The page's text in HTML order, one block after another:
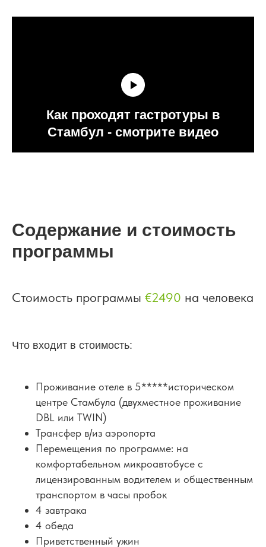
Как проходят гастротуры в
Стамбул - смотрите видео
Содержание и стоимость
программы
Стоимость программы €2490 на человека
Что входит в стоимость:
Проживание отеле в 5*****историческом
центре Стамбула (двухместное проживание
DBL или TWIN)
Трансфер в/из аэропорта
Перемещения по программе: на
комфортабельном микроавтобусе с
лицензированным водителем и общественным
транспортом в часы пробок
4 завтрака
4 обеда
Приветственный ужин